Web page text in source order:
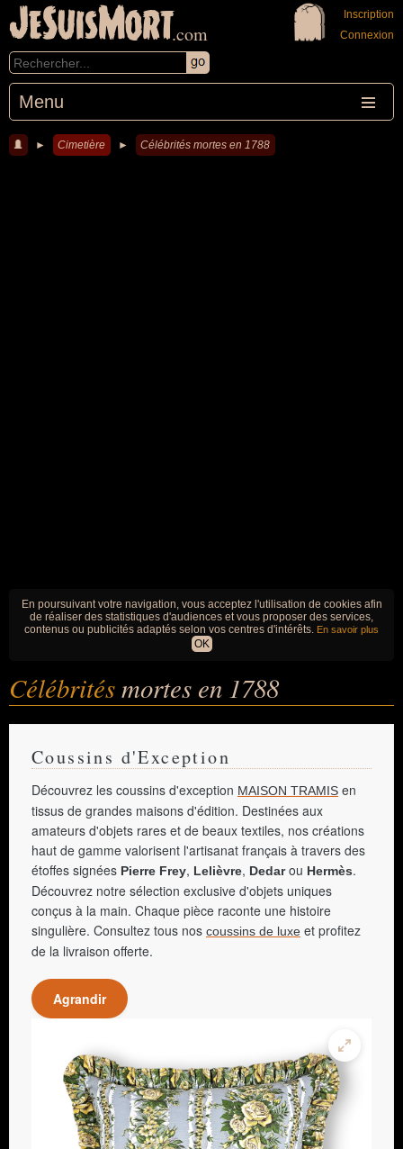
JeSuisMort.com
Menu
Inscription
Connexion
► Cimetière ► Célébrités mortes en 1788
En poursuivant votre navigation, vous acceptez l'utilisation de cookies afin
de réaliser des statistiques d'audiences et vous proposer des services,
contenus ou publicités adaptés selon vos centres d'intérêts. En savoir plus
OK
Célébritésmortes en 1788
Coussins d'Exception
Découvrez les coussins d'exception MAISON TRAMIS en
tissus de grandes maisons d'édition. Destinées aux
amateurs d'objets rares et de beaux textiles, nos créations
haut de gamme valorisent l'artisanat français à travers des
étoffes signées Pierre Frey, Lelièvre, Dedarou Hermès.
Découvrez notre sélection exclusive d'objets uniques
conçus à la main. Chaque pièce raconte une histoire
singulière. Consultez tous nos coussins de luxe et profitez
de la livraison offerte.
Agrandir